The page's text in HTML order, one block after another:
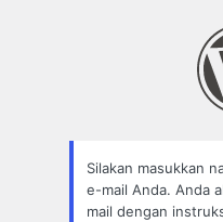
Silakan masukkan
e-mail Anda. Anda
mail dengan